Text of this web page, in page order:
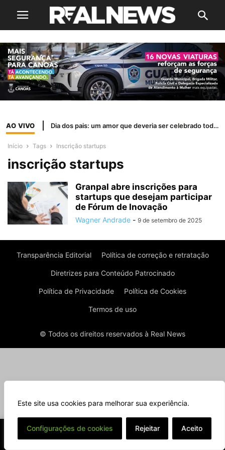
Este site usa cookies para melhorar sua experiência.
Configurações de cookies Rejeitar Aceito
AO VIVO Dia dos pais: um amor que deveria ser celebrado todos os dias
Início Tags Inscrição startups
inscrição startups
Granpal abre inscrições para
startups que desejam participar
de Fórum de Inovação
Wagner Andrade - 9 de setembro de 2025
Transparência Editorial Política de correção e retratação
Diretrizes para Conteúdo Patrocinado
Política de Privacidade Política de Cookies
Termos de uso
© Todos os direitos reservados à Real News